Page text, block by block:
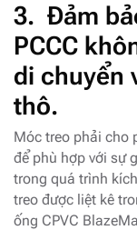
3. Đảm
PCCC
di chuyển
thô.
Móc treo phải cho
để phù hợp với sự
trong quá trình
treo được liệt kê
ống CPVC